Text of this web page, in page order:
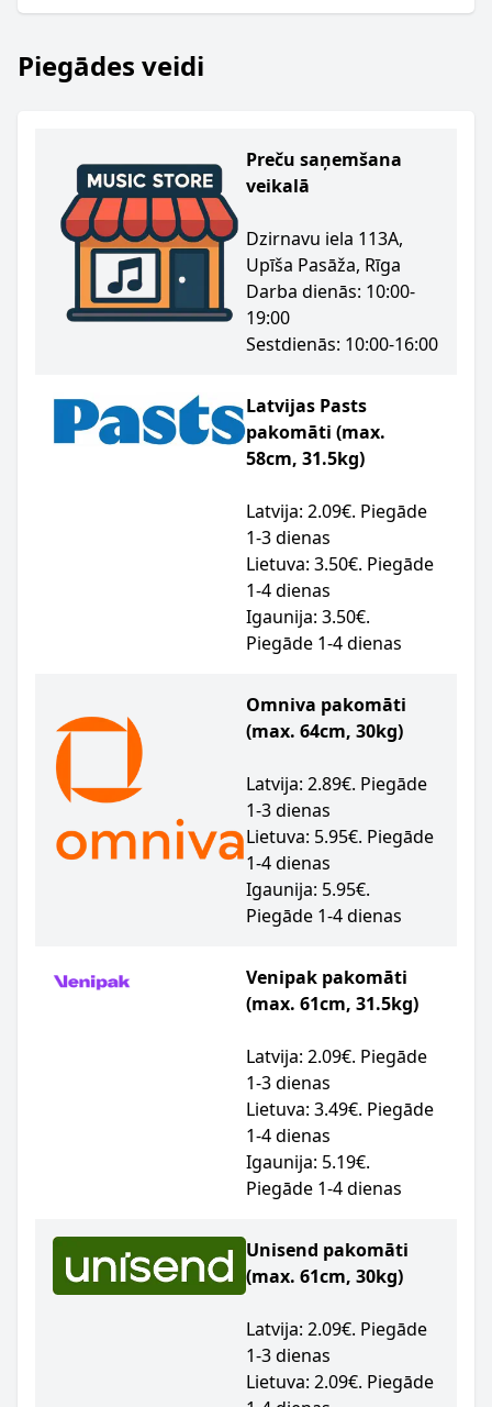
Piegādes veidi
Preču saņemšana
veikalā
Dzirnavu iela 113A,
Upīša Pasāža, Rīga
Darba dienās: 10:00-
19:00
Sestdienās: 10:00-16:00
Latvijas Pasts
pakomāti (max.
58cm, 31.5kg)
Latvija: 2.09€. Piegāde
1-3 dienas
Lietuva: 3.50€. Piegāde
1-4 dienas
Igaunija: 3.50€.
Piegāde 1-4 dienas
Omniva pakomāti
(max. 64cm, 30kg)
Latvija: 2.89€. Piegāde
1-3 dienas
Lietuva: 5.95€. Piegāde
1-4 dienas
Igaunija: 5.95€.
Piegāde 1-4 dienas
Venipak pakomāti
(max. 61cm, 31.5kg)
Latvija: 2.09€. Piegāde
1-3 dienas
Lietuva: 3.49€. Piegāde
1-4 dienas
Igaunija: 5.19€.
Piegāde 1-4 dienas
Unisend pakomāti
(max. 61cm, 30kg)
Latvija: 2.09€. Piegāde
1-3 dienas
Lietuva: 2.09€. Piegāde